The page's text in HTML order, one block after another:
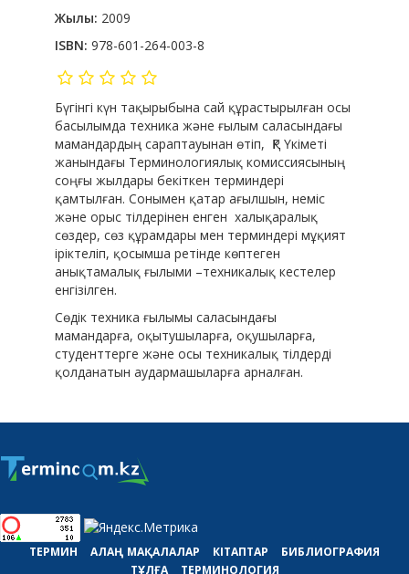
Жылы: 2009
ISBN: 978-601-264-003-8
Бүгінгі күн тақырыбына сай құрастырылған осы
басылымда техника және ғылым саласындағы
мамандардың сараптауынан өтіп, ҚР Үкіметі
жанындағы Терминологиялық комиссиясының
соңғы жылдары бекіткен терминдері
қамтылған. Сонымен қатар ағылшын, неміс
және орыс тілдерінен енген халықаралық
сөздер, сөз құрамдары мен терминдері мұқият
іріктеліп, қосымша ретінде көптеген
анықтамалық ғылыми –техникалық кестелер
енгізілген.
Сөдік техника ғылымы саласындағы
мамандарға, оқытушыларға, оқушыларға,
студенттерге және осы техникалық тілдерді
қолданатын аудармашыларға арналған.
ТЕРМИН АЛАҢ МАҚАЛАЛАР КІТАПТАР
БИБЛИОГРАФИЯ
ТҰЛҒА
ТЕРМИНОЛОГИЯ